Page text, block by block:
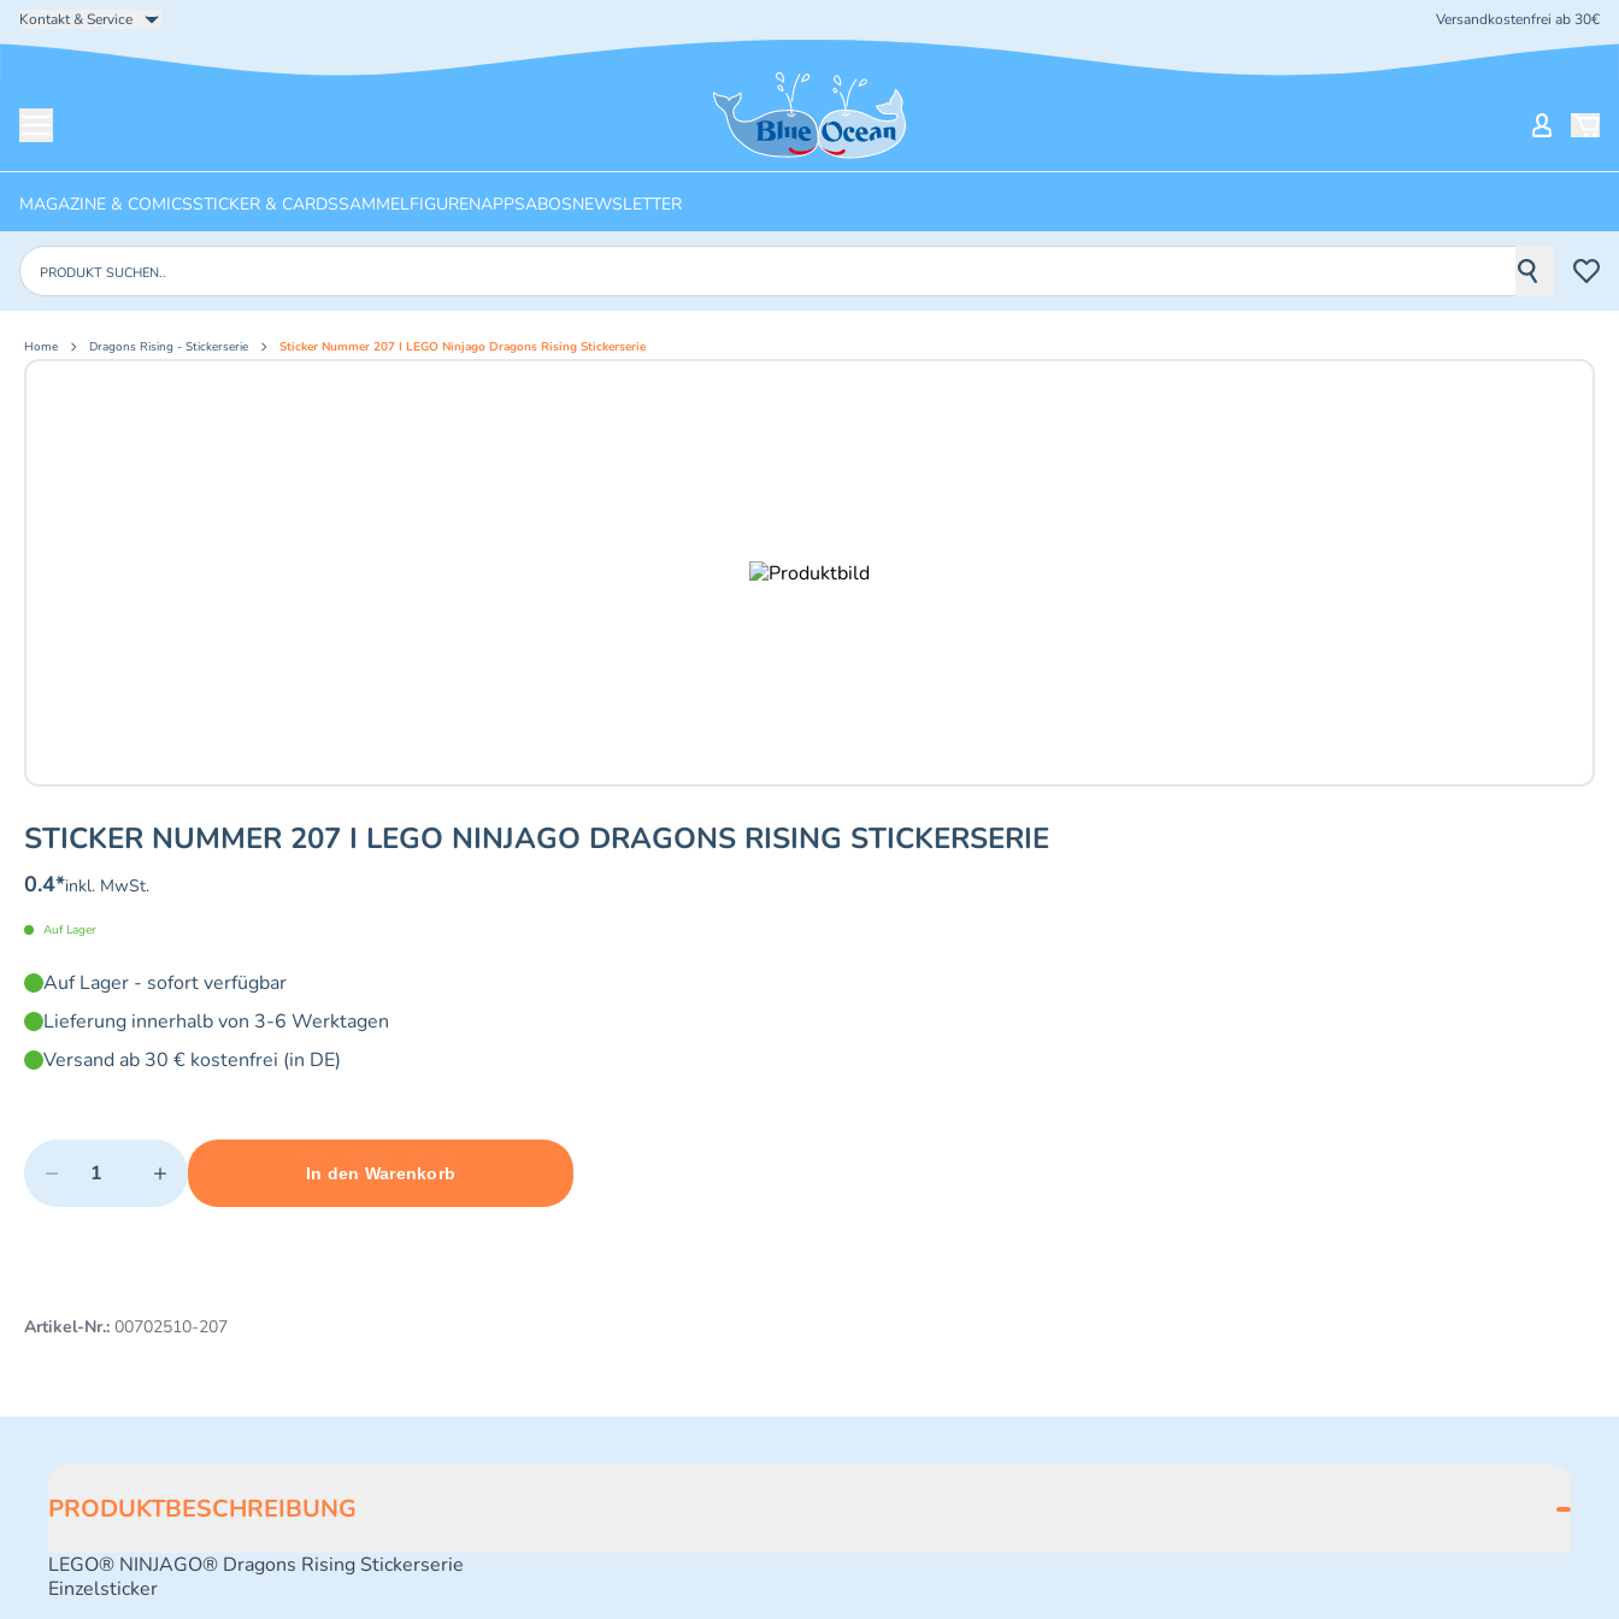
Kontakt & Service Versandkostenfrei ab 30€
Startseite
MAGAZINE & COMICSSTICKER & CARDSSAMMELFIGURENAPPSABOSNEWSLETTER
Produkte suchen
Home Dragons Rising - Stickerserie Sticker Nummer 207 I LEGO Ninjago Dragons Rising Stickerserie
STICKER NUMMER 207 I LEGO NINJAGO DRAGONS RISING STICKERSERIE
0.4*inkl. MwSt.
Auf Lager
Auf Lager - sofort verfügbar
Lieferung innerhalb von 3-6 Werktagen
Versand ab 30 € kostenfrei (in DE)
Quantity
− +
Minimum quantity: 1 Maximum quantity: 3
In den Warenkorb
Add 1 item to cart
Artikel-Nr.: 00702510-207
PRODUKTBESCHREIBUNG
LEGO® NINJAGO® Dragons Rising Stickerserie
Einzelsticker